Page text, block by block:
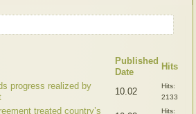
Published
Date
Hits
progress realized by
10.02
Hits:
2133
treated country’s
Hits: